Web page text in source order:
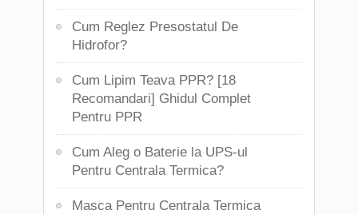
Cum Reglez Presostatul De
Hidrofor?
Cum Lipim Teava PPR? [18
Recomandari] Ghidul Complet
Pentru PPR
Cum Aleg o Baterie la UPS-ul
Pentru Centrala Termica?
Masca Pentru Centrala Termica